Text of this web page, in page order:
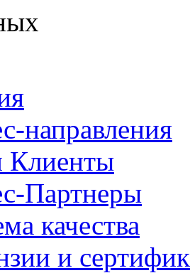
направления
Партнеры
качества
и